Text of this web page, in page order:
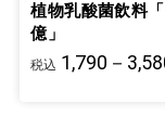
植物乳酸菌飲料
億」
税込 1,790－